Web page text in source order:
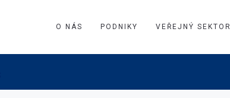
O NÁS PODNIKY VEŘEJNÝ SEKTOR